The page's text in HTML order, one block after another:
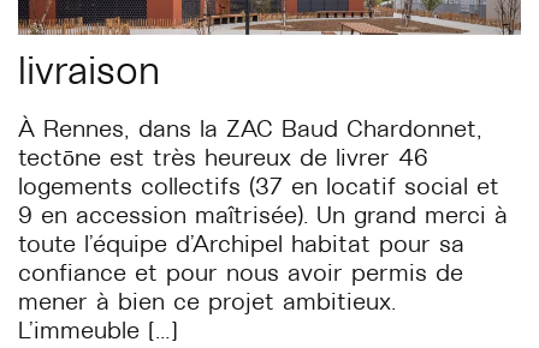
livraison
À Rennes, dans la ZAC Baud Chardonnet,
tectōne est très heureux de livrer 46
logements collectifs (37 en locatif social et
9 en accession maîtrisée). Un grand merci à
toute l’équipe d’Archipel habitat pour sa
confiance et pour nous avoir permis de
mener à bien ce projet ambitieux.
L’immeuble […]